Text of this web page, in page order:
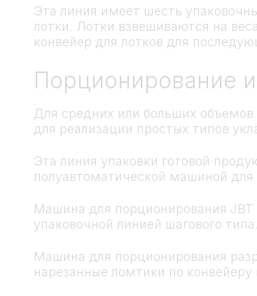
Эта линия имеет шесть
лотки. Лотки взвешиваются на
конвейер для лотков для
Порционирование
Для средних или больших
для реализации простых типов
Эта линия упаковки готовой
полуавтоматической машиной
Машина для порционирования
упаковочной линией шагового типа.
Машина для порционирования
нарезанные ломтики по